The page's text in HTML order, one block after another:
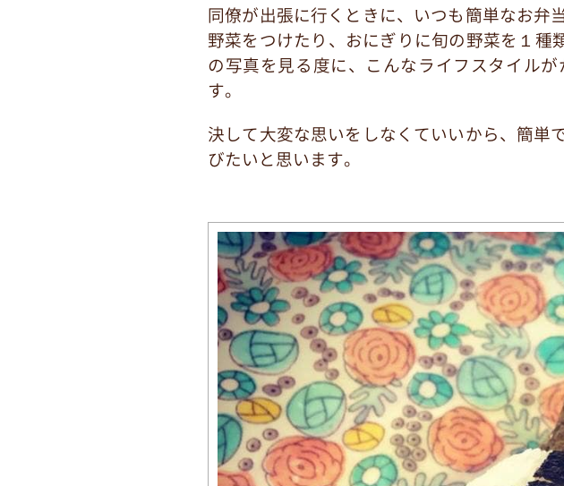
同僚が出張に行くときに、いつも簡単なお弁
野菜をつけたり、おにぎりに旬の野菜を１種
の写真を見る度に、こんなライフスタイル
す。
決して大変な思いをしなくていいから、簡単
びたいと思います。